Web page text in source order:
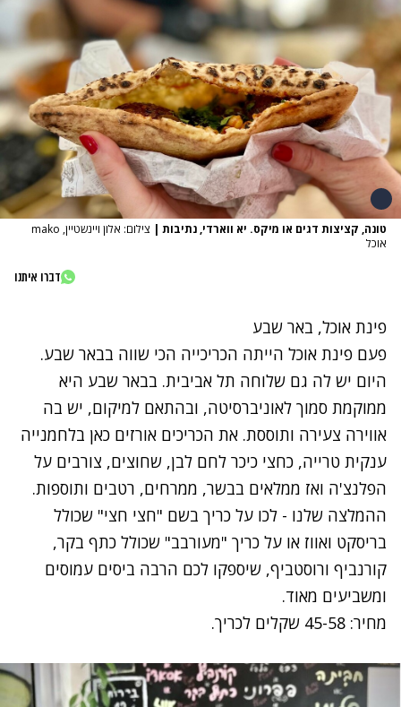
טונה, קציצות דגים או מיקס. יא ווארדי, נתיבות |
צילום: אלון ויינשטיין, mako
אוכל
דברו איתנו
פינת אוכל, באר שבע
פעם פינת אוכל הייתה הכריכייה הכי שווה בבאר שבע.
היום יש לה גם שלוחה תל אביבית. בבאר שבע היא
ממוקמת סמוך לאוניברסיטה, ובהתאם למיקום, יש בה
אווירה צעירה ותוססת. את הכריכים אורזים כאן בלחמנייה
ענקית טרייה, כחצי כיכר לחם לבן, שחוצים, צורבים על
הפלנצ'ה ואז ממלאים בבשר, ממרחים, רטבים ותוספות.
ההמלצה שלנו - לכו על כריך בשם "חצי חצי" שכולל
בריסקט ואווז או על כריך "מעורבב" שכולל כתף בקר,
קורנביף ורוסטביף, שיספקו לכם הרבה ביסים עמוסים
ומשביעים מאוד.
מחיר: 45-58 שקלים לכריך.